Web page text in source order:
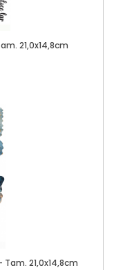
21,0x14,8cm
21,0x14,8cm